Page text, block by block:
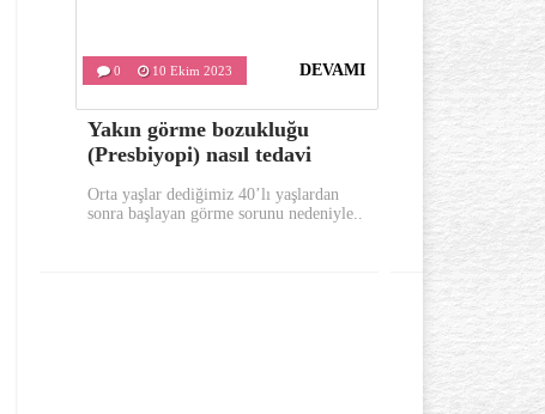
DEVAMI
0 10 Ekim 2023
Yakın görme bozukluğu
(Presbiyopi) nasıl tedavi
Orta yaşlar dediğimiz 40’lı yaşlardan
sonra başlayan görme sorunu nedeniyle..
0
bunları
Sabahları
yerinde